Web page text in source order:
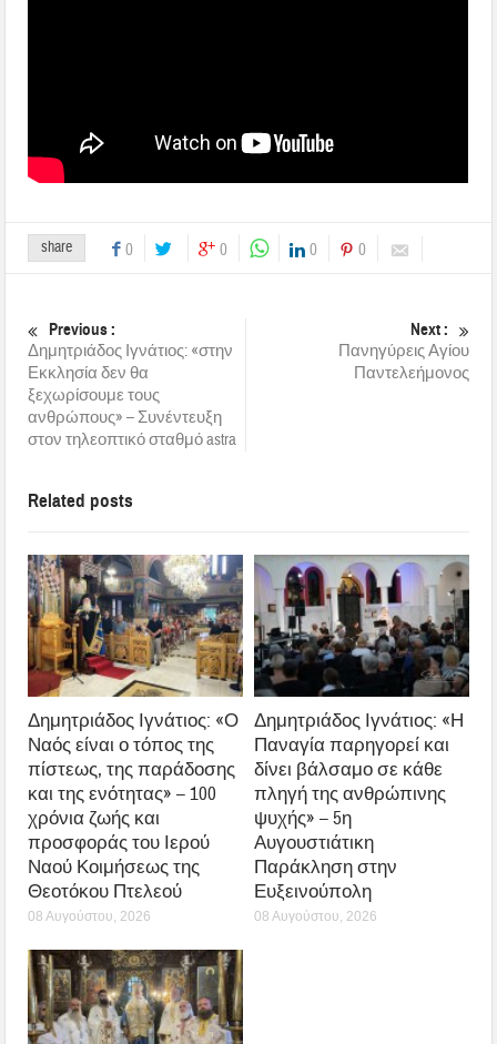
share 0 0 0 0
Previous :
Δημητριάδος Ιγνάτιος: «στην
Εκκλησία δεν θα
ξεχωρίσουμε τους
ανθρώπους» – Συνέντευξη
στον τηλεοπτικό σταθμό astra
Next :
Πανηγύρεις Αγίου
Παντελεήμονος
Related posts
Δημητριάδος Ιγνάτιος: «Ο
Ναός είναι ο τόπος της
πίστεως, της παράδοσης
και της ενότητας» – 100
χρόνια ζωής και
προσφοράς του Ιερού
Ναού Κοιμήσεως της
Θεοτόκου Πτελεού
08 Αυγούστου, 2026
Δημητριάδος Ιγνάτιος: «Η
Παναγία παρηγορεί και
δίνει βάλσαμο σε κάθε
πληγή της ανθρώπινης
ψυχής» – 5η
Αυγουστιάτικη
Παράκληση στην
Ευξεινούπολη
08 Αυγούστου, 2026